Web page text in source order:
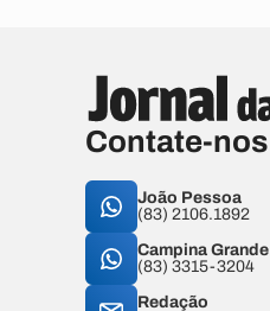
Contate-nos
João Pessoa
(83) 2106.1892
Campina Grande
(83) 3315-3204
Redação